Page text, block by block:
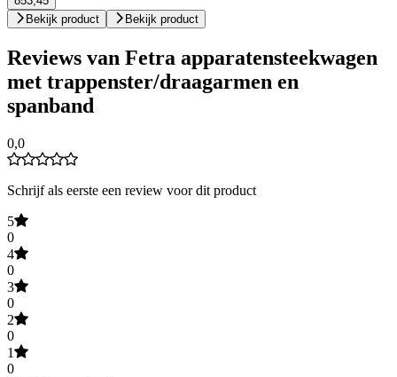
Bekijk product
Bekijk product
Reviews van Fetra apparatensteekwagen
met trappenster/draagarmen en
spanband
0,0
Schrijf als eerste een review voor dit product
5
0
4
0
3
0
2
0
1
0